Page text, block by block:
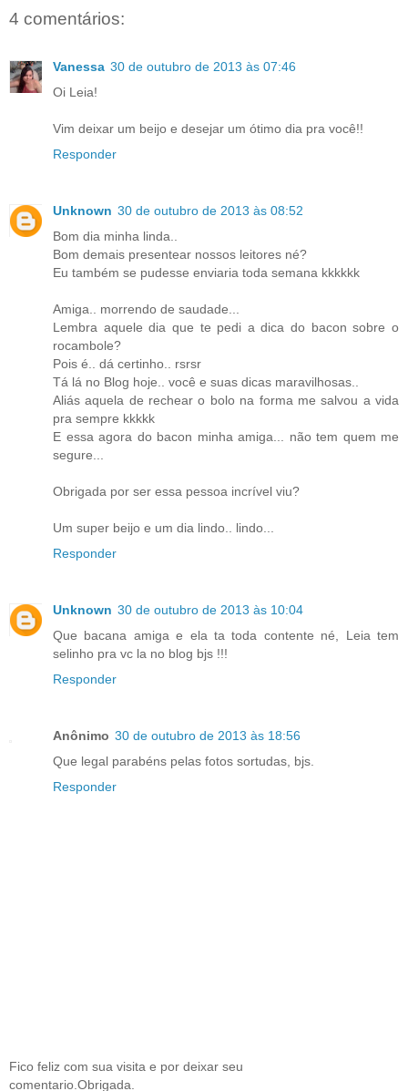
4 comentários:
Vanessa 30 de outubro de 2013 às 07:46
Oi Leia!
Vim deixar um beijo e desejar um ótimo dia pra você!!
Responder
Unknown 30 de outubro de 2013 às 08:52
Bom dia minha linda..
Bom demais presentear nossos leitores né?
Eu também se pudesse enviaria toda semana kkkkkk
Amiga.. morrendo de saudade...
Lembra aquele dia que te pedi a dica do bacon sobre o
rocambole?
Pois é.. dá certinho.. rsrsr
Tá lá no Blog hoje.. você e suas dicas maravilhosas..
Aliás aquela de rechear o bolo na forma me salvou a vida
pra sempre kkkkk
E essa agora do bacon minha amiga... não tem quem me
segure...
Obrigada por ser essa pessoa incrível viu?
Um super beijo e um dia lindo.. lindo...
Responder
Unknown 30 de outubro de 2013 às 10:04
Que bacana amiga e ela ta toda contente né, Leia tem
selinho pra vc la no blog bjs !!!
Responder
Anônimo 30 de outubro de 2013 às 18:56
Que legal parabéns pelas fotos sortudas, bjs.
Responder
Fico feliz com sua visita e por deixar seu
comentario.Obrigada.